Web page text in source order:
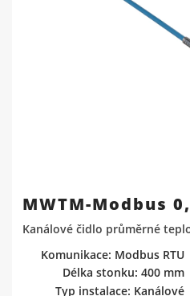
MWTM-Modbus
Kanálové čidlo průměrné
Komunikace: Modbus RTU
Délka stonku: 400 mm
Typ instalace: Kanálové